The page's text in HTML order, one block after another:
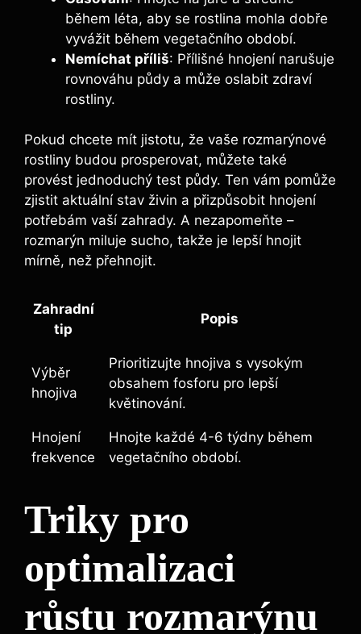
během ⁣léta,‌ aby ⁢se rostlina mohla dobře
vyvážit během ‌vegetačního‌ období.
Nemíchat ⁢příliš: Přílišné hnojení narušuje
rovnováhu půdy a​ může oslabit zdraví
rostliny.
Pokud‍ chcete mít jistotu, že ​vaše ‌rozmarýnové
rostliny budou prosperovat, můžete také
provést jednoduchý test půdy. Ten vám pomůže
zjistit aktuální stav živin a přizpůsobit ⁤hnojení⁤
potřebám⁣ vaší zahrady. A⁢ nezapomeňte⁤ –
rozmarýn miluje sucho, ⁤takže je lepší hnojit
mírně, ⁢než přehnojit.
Zahradní
tip
Popis
Výběr
hnojiva
Prioritizujte ​hnojiva s​ vysokým
obsahem ⁣fosforu pro lepší
květinování.
Hnojení
frekvence
Hnojte každé 4-6 týdny během
vegetačního období.
Triky pro
optimalizaci
růstu⁢ rozmarýnu